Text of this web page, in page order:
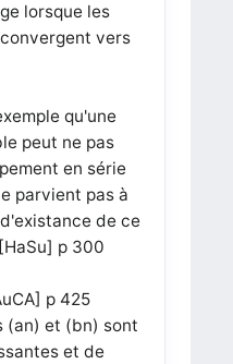
lorsque les
vers
qu'une
peut ne pas
en série
parvient pas à
de ce
p 300
p 425
(an) et (bn) sont
et de